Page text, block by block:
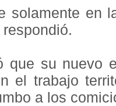
solamente en
respondió.
que su nuevo
el trabajo
a los